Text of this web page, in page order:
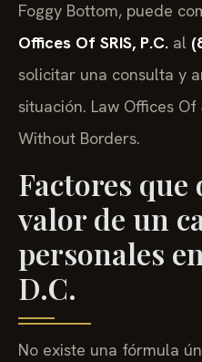
Foggy Bottom, puede
Offices Of SRIS, P.C. al
solicitar una consulta y
situación. Law Offices Of
Without Borders.
Factores
valor de un
personales
D.C.
No existe una fórmula